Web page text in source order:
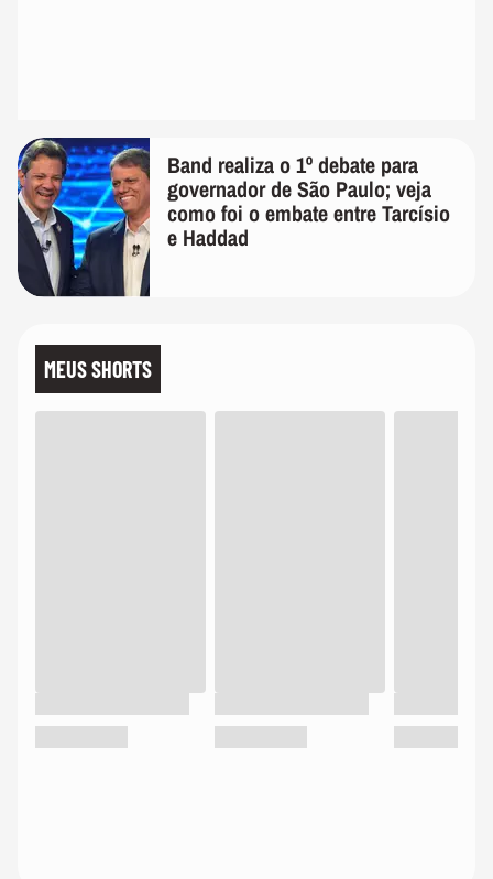
Band realiza o 1º debate para
governador de São Paulo; veja
como foi o embate entre Tarcísio
e Haddad
MEUS SHORTS